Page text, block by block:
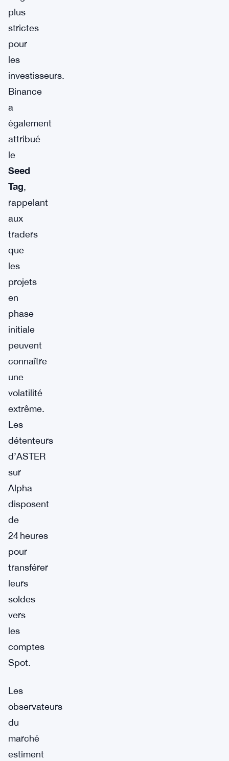
plus
strictes
pour
les
investisseurs.
Binance
a
également
attribué
le
Seed
Tag,
rappelant
aux
traders
que
les
projets
en
phase
initiale
peuvent
connaître
une
volatilité
extrême.
Les
détenteurs
d’ASTER
sur
Alpha
disposent
de
24 heures
pour
transférer
leurs
soldes
vers
les
comptes
Spot.
Les
observateurs
du
marché
estiment